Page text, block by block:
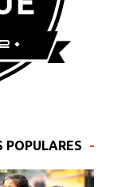
POPULARES